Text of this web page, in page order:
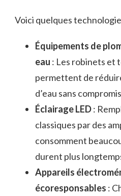
Voici quelques
Équipements de
eau : Les robinets et
permettent de
d’eau sans
Éclairage LED:
classiques par des
consomment
durent plus
Appareils
écoresponsables :